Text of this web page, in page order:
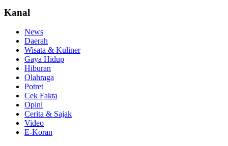
Kanal
News
Daerah
Wisata & Kuliner
Gaya Hidup
Hiburan
Olahraga
Potret
Cek Fakta
Opini
Cerita & Sajak
Video
E-Koran